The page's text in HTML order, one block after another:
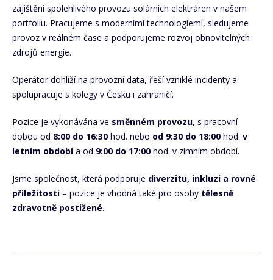
zajištění spolehlivého provozu solárních elektráren v našem
portfoliu. Pracujeme s moderními technologiemi, sledujeme
provoz v reálném čase a podporujeme rozvoj obnovitelných
zdrojů energie.
Operátor dohlíží na provozní data, řeší vzniklé incidenty a
spolupracuje s kolegy v Česku i zahraničí.
Pozice je vykonávána ve směnném provozu, s pracovní
dobou od 8:00 do 16:30 hod. nebo od 9:30 do 18:00 hod. v
letním obdobía od 9:00 do 17:00 hod. v zimním období.
Jsme společnost, která podporuje diverzitu, inkluzi a rovné
příležitosti – pozice je vhodná také pro osoby tělesně
zdravotně postižené.